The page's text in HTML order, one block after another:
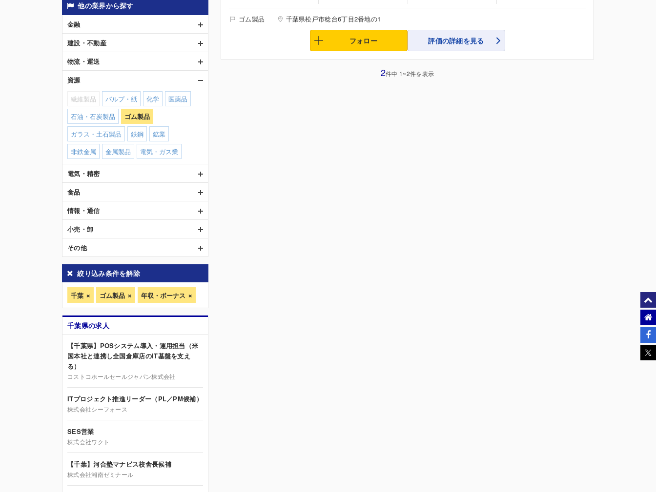
ゴム製品 千葉県松戸市稔台6丁目2番地の1
フォロー 評価の詳細を見る
2件中 1~2件を表示
他の業界から探す
金融
建設・不動産
物流・運送
資源
繊維製品 パルプ・紙 化学
医薬品
石油・石炭製品
ゴム製品
ガラス・土石製品
鉄鋼
鉱業
非鉄金属
金属製品 電気・ガス業
電気・精密
食品
情報・通信
小売・卸
その他
絞り込み条件を解除
千葉 ゴム製品 年収・ボーナス
千葉県の求人
【千葉県】POSシステム導入・運用担当（米
国本社と連携し全国倉庫店のIT基盤を支え
る）
コストコホールセールジャパン株式会社
ITプロジェクト推進リーダー（PL／PM候補）
株式会社シーフォース
SES営業
株式会社ワクト
【千葉】河合塾マナビス校舎長候補
株式会社湘南ゼミナール